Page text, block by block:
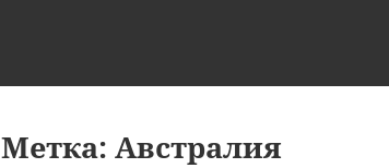
Метка:Австралия